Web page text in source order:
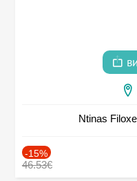
Ntinas
-15%
46.53€